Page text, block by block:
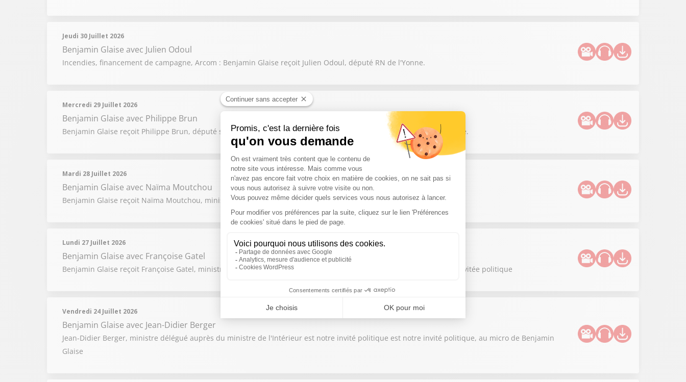
Jeudi 30 Juillet 2026
Benjamin Glaise avec Julien Odoul
Incendies, financement de campagne, Arcom : Benjamin Glaise reçoit Julien Odoul, député RN de l'Yonne.
Mercredi 29 Juillet 2026
Benjamin Glaise avec Philippe Brun
Benjamin Glaise reçoit Philippe Brun, député socialiste de l'Eure et candidat à la primaire du PS pour la Présidentielle.
Mardi 28 Juillet 2026
Benjamin Glaise avec Naïma Moutchou
Benjamin Glaise reçoit Naïma Moutchou, ministre des Outre-mer sur Sud Radio.
Lundi 27 Juillet 2026
Benjamin Glaise avec Françoise Gatel
Benjamin Glaise reçoit Françoise Gatel, ministre de l’Aménagement du territoire et de la Décentralisation est notre invitée politique
Vendredi 24 Juillet 2026
Benjamin Glaise avec Jean-Didier Berger
Jean-Didier Berger, ministre délégué auprès du ministre de l'Intérieur est notre invité politique est notre invité politique, au micro de Benjamin
Glaise